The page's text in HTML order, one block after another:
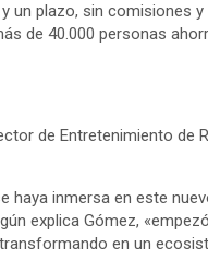
un plazo, sin
de 40.000 personas
de Entretenimiento de
inmersa en este
explica Gómez,
en un